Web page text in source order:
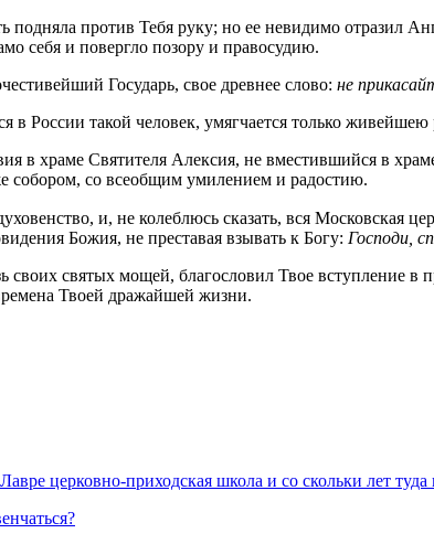
подняла против Тебя руку; но ее невидимо отразил
себя и повергло позору и правосудию.
Государь, свое древнее слово: не
в России такой человек, умягчается только
в храме Святителя Алексия, не вместившийся в
собором, со всеобщим умилением и радостию.
и, не колеблюсь сказать, вся Московская
Божия, не преставая взывать к Богу: Господи,
святых мощей, благословил Твое вступление
Твоей дражайшей жизни.
церковно-приходская школа и со скольки лет